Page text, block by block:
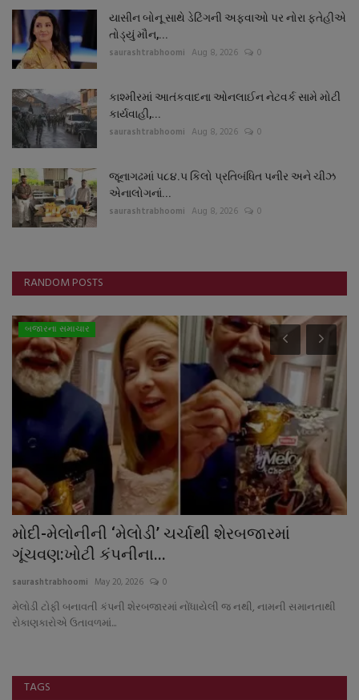
યાસીન બોનૂ સાથે ડેટિંગની અફવાઓ પર નોરા ફતેહીએ
તોડ્યું મૌન,...
saurashtrabhoomi Aug 8, 2026 0
કાશ્મીરમાં આતંકવાદના ઓનલાઈન નેટવર્ક સામે મોટી
કાર્યવાહી,...
saurashtrabhoomi Aug 8, 2026 0
જૂનાગઢમાં ૫૮૪.૫ કિલો પ્રતિબંધિત પનીર અને ચીઝ
એનાલોગનાં...
saurashtrabhoomi Aug 8, 2026 0
RANDOM POSTS
બજારના સમાચાર
મોદી-મેલોનીની ‘મેલોડી’ ચર્ચાથી શેરબજારમાં
ગૂંચવણ:ખોટી કંપનીના...
saurashtrabhoomi May 20, 2026 0
મેલોડી ટોફી બનાવતી કંપની શેરબજારમાં નોંધાયેલી જ નથી, નામની સમાનતાથી
રોકાણકારોએ ઉતાવળમાં...
TAGS